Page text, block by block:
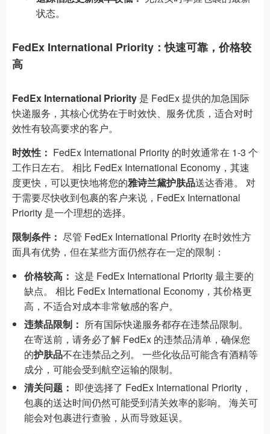
状态。
FedEx International Priority：快速可靠，价格较
高
FedEx International Priority 是 FedEx 提供的加急国际
快递服务，其核心优势在于时效快、服务优质，适合对时
效性有较高要求的客户。
时效性： FedEx International Priority 的时效通常在 1-3 个
工作日左右。 相比 FedEx International Economy，其速
度更快，可以更快地将您的雅诗兰黛护肤品送达香港。 对
于需要尽快收到包裹的客户来说，FedEx International
Priority 是一个理想的选择。
限制条件： 尽管 FedEx International Priority 在时效性方
面具有优势，但在某些方面仍然存在一定的限制：
价格较高： 这是 FedEx International Priority 最主要的
缺点。 相比 FedEx International Economy，其价格更
高，不适合对成本非常敏感的客户。
违禁品限制： 所有国际快递服务都存在违禁品限制。
在寄送前，请务必了解 FedEx 的违禁品清单，确保您
的护肤品不在违禁品之列。 一些化妆品可能含有酒精等
成分，可能会受到航空运输的限制。
清关问题： 即使选择了 FedEx International Priority，
包裹的送达时间仍然可能受到清关效率的影响。 海关可
能会对包裹进行查验，从而导致延误。